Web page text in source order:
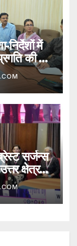
निर्देशों में
की हुई
सर्जन्स
क्षेत्र